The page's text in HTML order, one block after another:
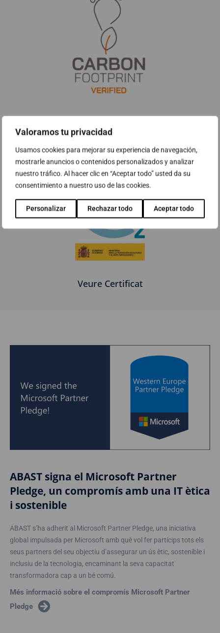
Valoramos tu privacidad
Usamos cookies para mejorar su experiencia de navegación,
mostrarle anuncios o contenidos personalizados y analizar
nuestro tráfico. Al hacer clic en “Aceptar todo” usted da su
consentimiento a nuestro uso de las cookies.
Personalizar Rechazar todo Aceptar todo
Veure Certificat
Veure Certificat
ABAST signa el Microsoft Partner
Pledge, un compromís amb una IT ètica
i sostenible
ABAST s’ha adherit al Microsoft Partner Pledge, una iniciativa
global impulsada per Microsoft amb què vol fer partícips tots els
seus partners del seu objectiu d’assegurar un ús ètic, sostenible i
inclusiu de la tecnologia, encaminant la seva capacitat
transformadora cap a un bé comú.
Més informació sobre el compromís Microsoft Partner
Pledge